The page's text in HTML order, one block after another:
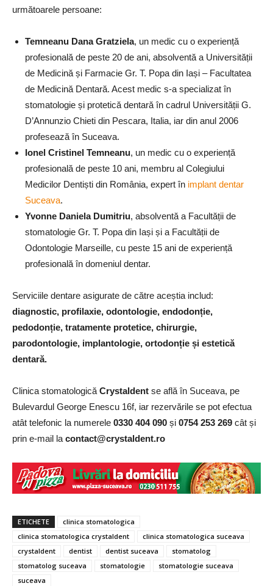
următoarele persoane:
Temneanu Dana Gratziela, un medic cu o experiență
profesională de peste 20 de ani, absolventă a Universității
de Medicină și Farmacie Gr. T. Popa din Iași – Facultatea
de Medicină Dentară. Acest medic s-a specializat în
stomatologie și protetică dentară în cadrul Universității G.
D’Annunzio Chieti din Pescara, Italia, iar din anul 2006
profesează în Suceava.
Ionel Cristinel Temneanu, un medic cu o experiență
profesională de peste 10 ani, membru al Colegiului
Medicilor Dentiști din România, expert în implant dentar
Suceava.
Yvonne Daniela Dumitriu, absolventă a Facultății de
stomatologie Gr. T. Popa din Iași și a Facultății de
Odontologie Marseille, cu peste 15 ani de experiență
profesională în domeniul dentar.
Serviciile dentare asigurate de către aceștia includ:
diagnostic, profilaxie, odontologie, endodonție,
pedodonție, tratamente protetice, chirurgie,
parodontologie, implantologie, ortodonție și estetică
dentară.
Clinica stomatologică Crystaldent se află în Suceava, pe
Bulevardul George Enescu 16f, iar rezervările se pot efectua
atât telefonic la numerele 0330 404 090 și 0754 253 269 cât și
prin e-mail la contact@crystaldent.ro
ETICHETE
clinica stomatologica
clinica stomatologica crystaldent
clinica stomatologica suceava
crystaldent
dentist dentist suceava
stomatolog
stomatolog suceava
stomatologie
stomatologie suceava
suceava